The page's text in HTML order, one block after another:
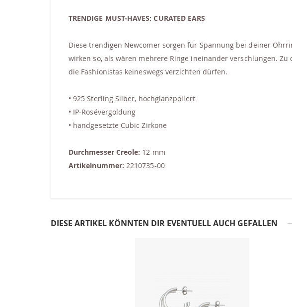
TRENDIGE MUST-HAVES: CURATED EARS
Diese trendigen Newcomer sorgen für Spannung bei deiner
wirken so, als wären mehrere Ringe ineinander verschlungen.
die Fashionistas keineswegs verzichten dürfen.
• 925 Sterling Silber, hochglanzpoliert
• IP-Rosévergoldung
• handgesetzte Cubic Zirkone
Durchmesser Creole: 12 mm
Artikelnummer: 2210735-00
DIESE ARTIKEL KÖNNTEN DIR EVENTUELL AUCH GEFALLEN